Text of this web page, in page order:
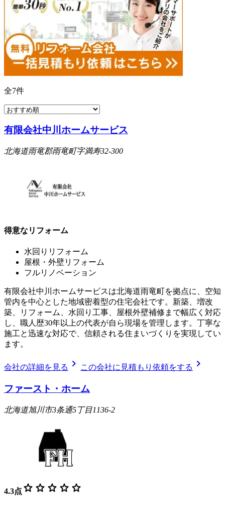
全7件
有限会社中川ホームサービス
北海道雨竜郡雨竜町字満寿32-300
得意なリフォーム
水回りリフォーム
屋根・外壁リフォーム
フルリノベーション
有限会社中川ホームサービスは北海道雨竜町を拠点に、空知
管内を中心とした地域密着型の住宅会社です。新築、増改
築、リフォーム、水回り工事、屋根外壁補修まで幅広く対応
し、職人歴30年以上の代表が自ら現場を管理します。丁寧な
施工と迅速な対応で、信頼される住まいづくりを実現してい
ます。
会社の詳細を見る chevron_right この会社に見積もり依頼をする chevron_right
ファースト・ホーム
北海道旭川市3条通5丁目1136-2
4.3点 star star star star star